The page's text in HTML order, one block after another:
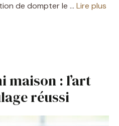
de dompter le … Lire plus
maison : l’art
réussi